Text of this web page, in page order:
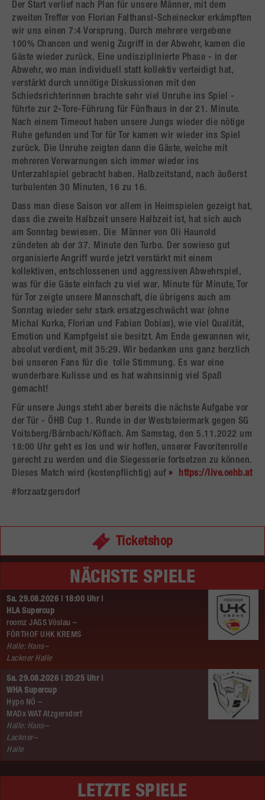
Der Start verlief nach Plan für unsere Männer, mit dem
zweiten Treffer von Florian Falthansl-Scheinecker erkämpften
wir uns einen 7:4 Vorsprung. Durch mehrere vergebene
100% Chancen und wenig Zugriff in der Abwehr, kamen die
Gäste wieder zurück. Eine undisziplinierte Phase - in der
Abwehr, wo man individuell statt kollektiv verteidigt hat,
verstärkt durch unnötige Diskussionen mit den
Schiedsrichterinnen brachte sehr viel Unruhe ins Spiel -
führte zur 2-Tore-Führung für Fünfhaus in der 21. Minute.
Nach einem Timeout haben unsere Jungs wieder die nötige
Ruhe gefunden und Tor für Tor kamen wir wieder ins Spiel
zurück. Die Unruhe zeigten dann die Gäste, welche mit
mehreren Verwarnungen sich immer wieder ins
Unterzahlspiel gebracht haben. Halbzeitstand, nach äußerst
turbulenten 30 Minuten, 16 zu 16.
Dass man diese Saison vor allem in Heimspielen gezeigt hat,
dass die zweite Halbzeit unsere Halbzeit ist, hat sich auch
am Sonntag bewiesen. Die Männer von Oli Haunold
zündeten ab der 37. Minute den Turbo. Der sowieso gut
organisierte Angriff wurde jetzt verstärkt mit einem
kollektiven, entschlossenen und aggressiven Abwehrspiel,
was für die Gäste einfach zu viel war. Minute für Minute, Tor
für Tor zeigte unsere Mannschaft, die übrigens auch am
Sonntag wieder sehr stark ersatzgeschwächt war (ohne
Michal Kurka, Florian und Fabian Dobias), wie viel Qualität,
Emotion und Kampfgeist sie besitzt. Am Ende gewannen wir,
absolut verdient, mit 35:29. Wir bedanken uns ganz herzlich
bei unseren Fans für die tolle Stimmung. Es war eine
wunderbare Kulisse und es hat wahnsinnig viel Spaß
gemacht!
Für unsere Jungs steht aber bereits die nächste Aufgabe vor
der Tür - ÖHB Cup 1. Runde in der Weststeiermark gegen SG
Voitsberg/Bärnbach/Köflach. Am Samstag, den 5.11.2022 um
18:00 Uhr geht es los und wir hoffen, unserer Favoritenrolle
gerecht zu werden und die Siegesserie fortsetzen zu können.
Dieses Match wird (kostenpflichtig) auf
https://live.oehb.at
#forzaatzgersdorf
Ticketshop
NÄCHSTE SPIELE
Sa. 29.08.2026 | 18:00 Uhr |
HLA Supercup
roomz JAGS Vöslau –
FÖRTHOF UHK KREMS
Halle: Hans–
Lackner Halle
Sa. 29.08.2026 | 20:25 Uhr |
WHA Supercup
Hypo NÖ –
MADx WAT Atzgersdorf
Halle: Hans–
Lackner–
Halle
LETZTE SPIELE